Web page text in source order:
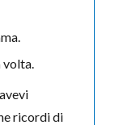
volta.
ricordi di